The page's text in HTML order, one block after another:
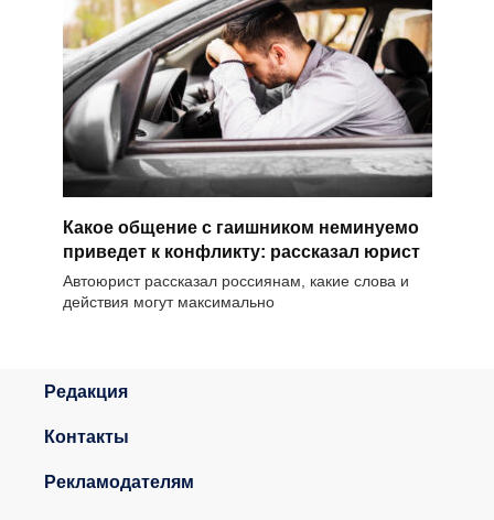
Какое общение с гаишником неминуемо
приведет к конфликту: рассказал юрист
Автоюрист рассказал россиянам, какие слова и
действия могут максимально
Редакция
Контакты
Рекламодателям